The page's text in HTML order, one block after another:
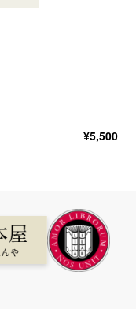
¥5,500